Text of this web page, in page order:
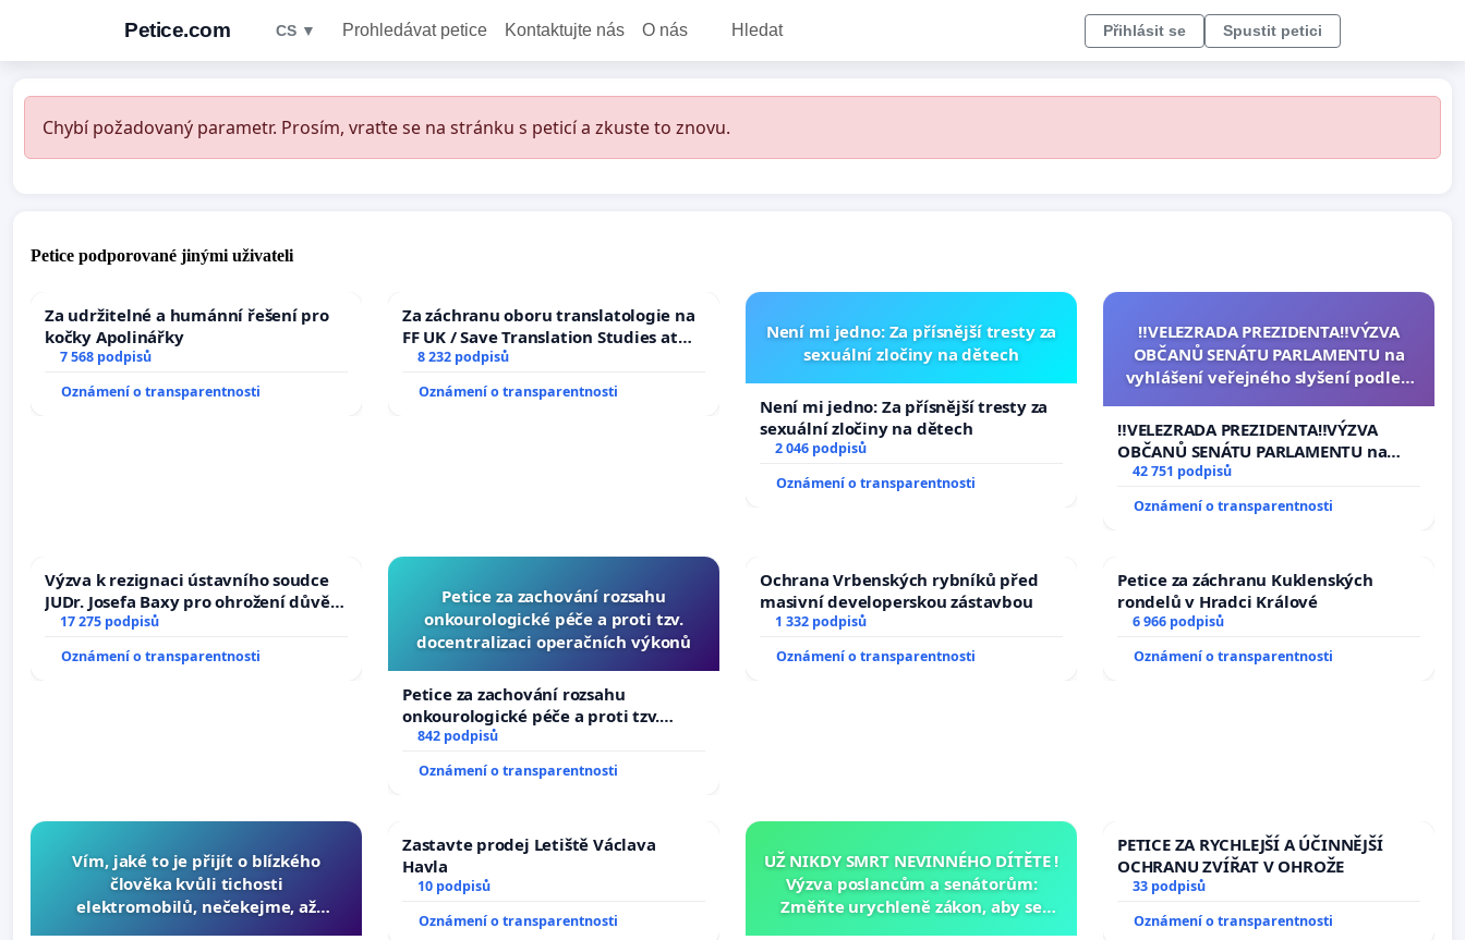
Petice.com CS ▼ Prohledávat petice Kontaktujte nás O nás Hledat Přihlásit se Spustit petici
Chybí požadovaný parametr. Prosím, vraťte se na stránku s peticí a zkuste to znovu.
Petice podporované jinými uživateli
Za udržitelné a humánní řešení pro
kočky Apolinářky
7 568 podpisů
Oznámení o transparentnosti
Za záchranu oboru translatologie na
FF UK / Save Translation Studies at
the Faculty of Arts, Charles
University
8 232 podpisů
Oznámení o transparentnosti
Není mi jedno: Za přísnější tresty za
sexuální zločiny na dětech
Není mi jedno: Za přísnější tresty za
sexuální zločiny na dětech
2 046 podpisů
Oznámení o transparentnosti
‼️VELEZRADA PREZIDENTA‼️VÝZVA
OBČANŮ SENÁTU PARLAMENTU na
vyhlášení veřejného slyšení podle §
na přijetí usnesení k podání ústavní
žaloby na prezidenta republiky
‼️VELEZRADA PREZIDENTA‼️VÝZVA
OBČANŮ SENÁTU PARLAMENTU na
vyhlášení veřejného slyšení podle §
144 jednacího řádu Senátu k návrhu
na přijetí usnesení k podání ústavní
42 751 podpisů
Oznámení o transparentnosti
Výzva k rezignaci ústavního soudce
JUDr. Josefa Baxy pro ohrožení důvěry
ve spravedlivý proces
17 275 podpisů
Oznámení o transparentnosti
Petice za zachování rozsahu
onkourologické péče a proti tzv.
docentralizaci operačních výkonů
Petice za zachování rozsahu
onkourologické péče a proti tzv.
docentralizaci operačních výkonů
842 podpisů
Oznámení o transparentnosti
Ochrana Vrbenských rybníků před
masivní developerskou zástavbou
1 332 podpisů
Oznámení o transparentnosti
Petice za záchranu Kuklenských
rondelů v Hradci Králové
6 966 podpisů
Oznámení o transparentnosti
Vím, jaké to je přijít o blízkého
člověka kvůli tichosti
elektromobilů, nečekejme, až
Zastavte prodej Letiště Václava
Havla
10 podpisů
Oznámení o transparentnosti
UŽ NIKDY SMRT NEVINNÉHO DÍTĚTE !
Výzva poslancům a senátorům:
Změňte urychleně zákon, aby se
PETICE ZA RYCHLEJŠÍ A ÚČINNĚJŠÍ
OCHRANU ZVÍŘAT V OHROŽE
33 podpisů
Oznámení o transparentnosti